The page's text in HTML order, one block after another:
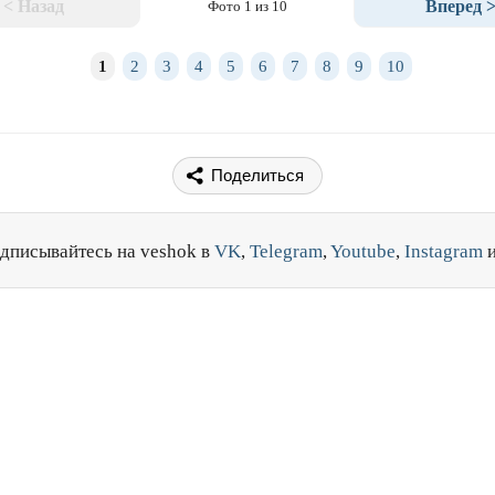
< Назад Фото 1 из 10 Вперед >
1 2 3 4 5 6 7 8 9 10
Поделиться
на veshok в VK, Telegram, Youtube, Instagram